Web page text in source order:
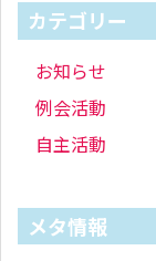
カテゴリー
お知らせ
例会活動
自主活動
メタ情報